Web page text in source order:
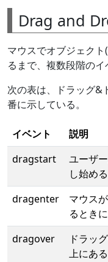
Drag and
マウスでオブジェク
るまで、複数段階のイ
次の表は、ドラッグ&
番に示している。
イベント
説明
dragstart
ユーザ
し始め
dragenter
マウス
るとき
dragover
ドラッ
上にあ